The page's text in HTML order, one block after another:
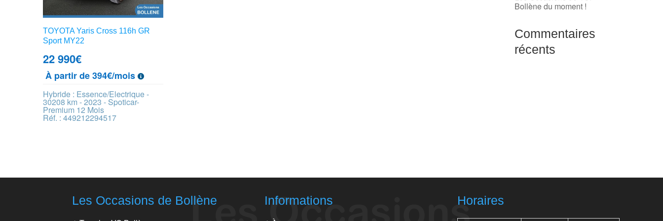
TOYOTA Yaris Cross 116h GR
Sport MY22
22 990€
À partir de 394€/mois
Hybride : Essence/Electrique -
30208 km - 2023 - Spoticar-
Premium 12 Mois
Réf. : 449212294517
Bollène du moment !
Commentaires
récents
Les Occasions de Bollène Informations Horaires